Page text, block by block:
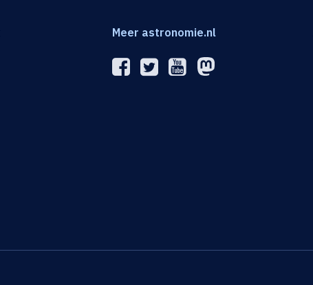
Meer astronomie.nl